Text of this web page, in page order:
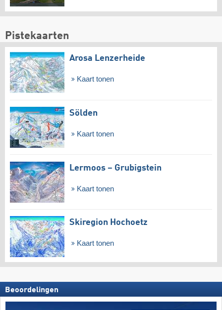
Pistekaarten
Arosa Lenzerheide
Kaart tonen
Sölden
Kaart tonen
Lermoos – Grubigstein
Kaart tonen
Skiregion Hochoetz
Kaart tonen
Beoordelingen